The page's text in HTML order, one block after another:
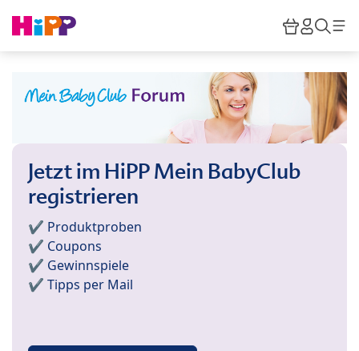
HiPP
Jetzt im HiPP Mein BabyClub
registrieren
✔️ Produktproben
✔️ Coupons
✔️ Gewinnspiele
✔️ Tipps per Mail